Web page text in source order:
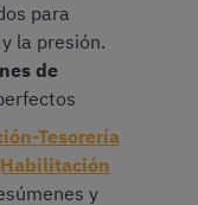
para
la presión.
de
Tesorería
y